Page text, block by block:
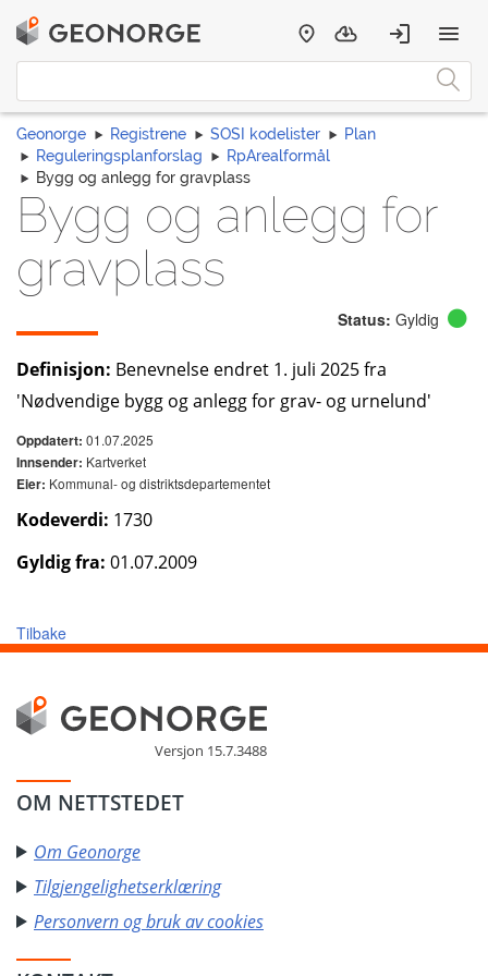
Geonorge Registrene SOSI kodelister
Plan
Reguleringsplanforslag
RpArealformål
Bygg og anlegg for gravplass
Bygg og anlegg for
gravplass
Status: Gyldig
Definisjon: Benevnelse endret 1. juli 2025 fra
'Nødvendige bygg og anlegg for grav- og urnelund'
Oppdatert: 01.07.2025
Innsender: Kartverket
Eier: Kommunal- og distriktsdepartementet
Kodeverdi: 1730
Gyldig fra: 01.07.2009
Tilbake